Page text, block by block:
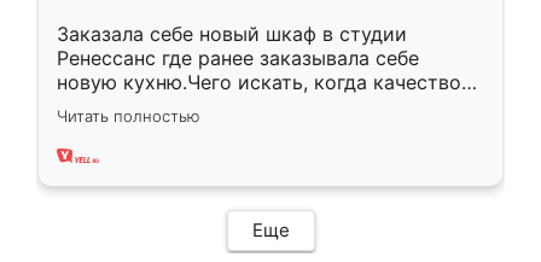
Заказала себе новый шкаф в студии
Ренессанс где ранее заказывала себе
новую кухню.Чего искать, когда качеством
вполне довольна. Служит кухня уже почти
два года, нареканий нет.
Читать полностью
Еще